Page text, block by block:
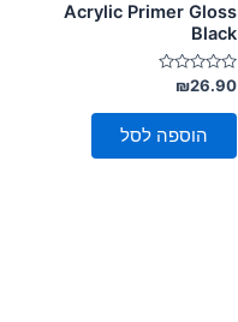
Acrylic Primer Gloss
Black
דורג
0
מתוך
₪26.90
הוספה לסל